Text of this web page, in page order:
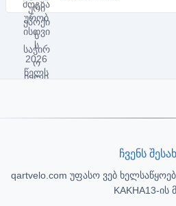
ჩვენს
qartvelo.com უფასო ვებ
KAKHA13-ის